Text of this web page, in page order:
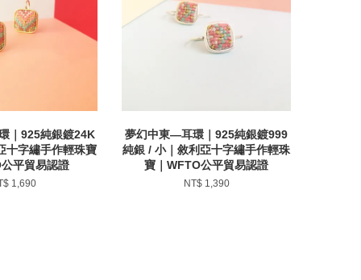
｜925純銀鍍24K
十字繡手作輕珠寶
平貿易認證
1,690
夢幻中東—耳環｜925純銀鍍999
純銀 / 小｜敘利亞十字繡手作輕珠
寶｜WFTO公平貿易認證
NT$ 1,390